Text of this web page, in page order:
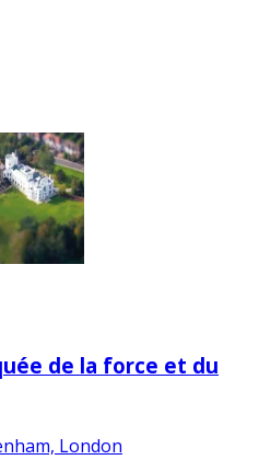
de la force et du
London